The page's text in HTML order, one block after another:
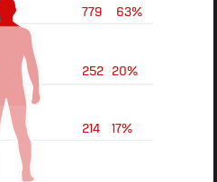
63%
779
20%
252
17%
214